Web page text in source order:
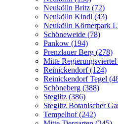
Neukölln Britz (72)
Neukölln Kindl (43)
Neukölln Körnerpark
Schöneweide (78)
Pankow (194)
Prenzlauer Berg (278)
Mitte Regierungsviertel
Reinickendorf (124)
Reinickendorf Tegel
Schöneberg (388)
Steglitz (386)
Steglitz Botanischer
Tempelhof (242)